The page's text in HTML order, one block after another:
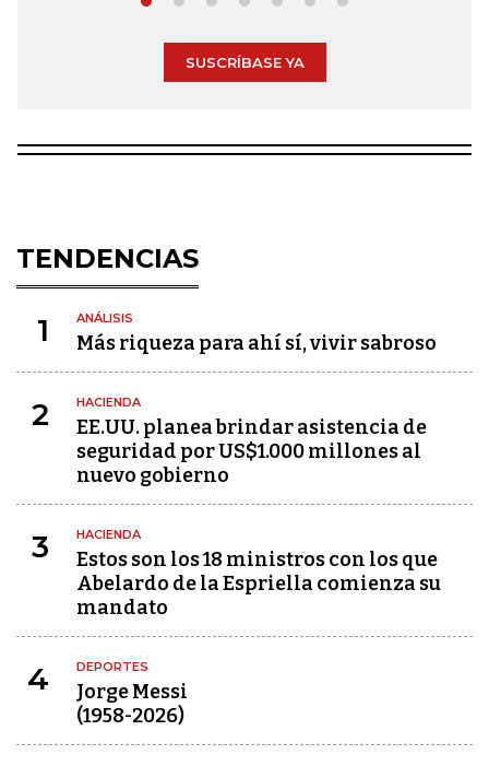
SUSCRÍBASE YA
TENDENCIAS
1 ANÁLISIS
Más riqueza para ahí sí, vivir sabroso
2 HACIENDA
EE.UU. planea brindar asistencia de
seguridad por US$1.000 millones al
nuevo gobierno
3 HACIENDA
Estos son los 18 ministros con los que
Abelardo de la Espriella comienza su
mandato
4 DEPORTES
Jorge Messi
(1958-2026)